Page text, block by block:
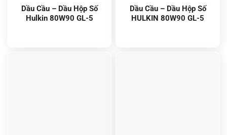
Dầu Cầu – Dầu Hộp Số
Hulkin 80W90 GL-5
Dầu Cầu – Dầu Hộp Số
HULKIN 80W90 GL-5